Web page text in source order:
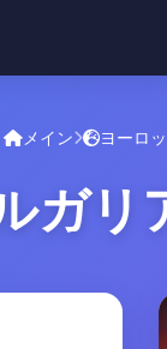
メイン ヨーロ
ガリ